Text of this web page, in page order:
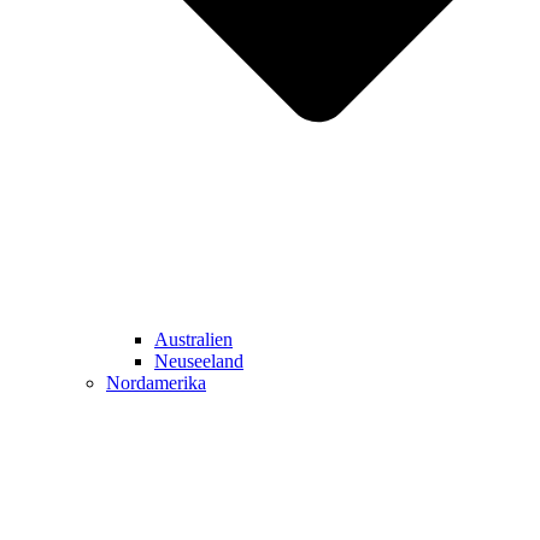
Australien
Neuseeland
Nordamerika